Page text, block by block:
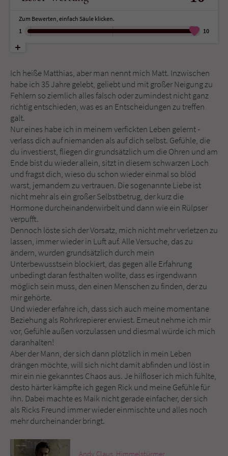
Zum Bewerten, einfach Säule klicken.
1
10
Ich heiße Matthias, aber man nennt mich Matt. Inzwischen
habe ich 35 Jahre gelebt, geliebt und mit großer Neigung zu
Fehlern so ziemlich alles falsch oder zumindest nicht ganz
richtig entschieden, was es an Entscheidungen zu treffen
galt.
Nur eines habe ich in meinem verfickten Leben gelernt -
verlass dich auf niemanden als auf dich selbst. Gefühle, die
du investierst, fliegen dir grundsätzlich um die Ohren und am
Ende bist du wieder allein, sitzt in diesem schwarzen Loch
und fragst dich, wieso du schon wieder einmal so blöd
warst, jemandem zu vertrauen. Die sogenannte Liebe ist
nicht mehr als ein großer Selbstbetrug, der kurz die
Hormone durcheinanderwirbelt und dann wie ein Rülpser
verpufft.
Dennoch löste sich der Vorsatz, mich nicht mehr verletzen zu
lassen, immer wieder in Luft auf. Alle Versuche, das zu
ändern, wurden grundsätzlich durch mein
Unterbewusstsein blockiert, das gegen alle Erfahrung
unbedingt daran festhalten wollte, dass es irgendwann
möglich sein muss, den einen Menschen zu finden, der zu
mir gehörte.
Und wieder erfahre ich, dass sich auch meine momentane
Beziehung als Rohrkrepierer erwiest. Erneut nehme ich mir
vor, Gefühle außen vorzulassen und diesmal würde ich mich
daranhalten!
Aber der Mann, der sich dann plötzlich in mein Leben
drängen möchte, will sich nicht damit abfinden und löst in
mir ein nie gekanntes Chaos aus. Je hilfloser ich mich fühlte,
desto härter kämpfte ich gegen Rick und meine Gefühle für
ihn. Dabei machte es Maik nicht gerade einfacher, der sich
als Ricks Freund immer wieder einmischte und alles noch
mehr durcheinander bringt.
Andy Claus Himmelstürmer
Name tx_pwcomments_ahash
Laufzeit 1 Jahr
Zweck Cookie für Kommentare einzelner Buchtitel
Name fe_typo_user
Anbieter Literatur-Couch Medien GmbH & Co. KG
Laufzeit Session
Zweck
Dieses Cookie gewährleistet die
Kommunikation der Webseite mit dem
Sicherheitscode des Kontaktformulars zu
überprüfen.